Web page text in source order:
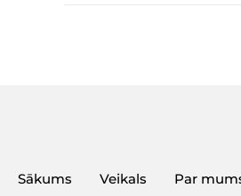
Sākums Veikals Par